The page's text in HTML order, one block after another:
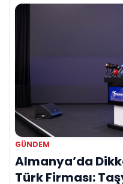
GÜNDEM
Almanya’da
Türk Firması: